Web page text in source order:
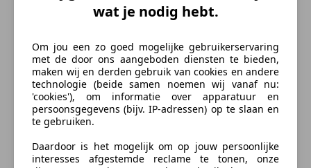
Veiligheid en beveiliging
ABS
Achter airbag
Airbag bestuurder
Airbag passagier
Bandenspanningscontrole
Bi-Xenon koplampen
Bochtverlichting
Botswaarschuwing
chassisnummer: Zamec38j000017146
Optielijst:
Ext: Biano Fuji
Int: Blu Medio
HTME: Heat + Memory Driver Seats GSport
wat je nodig hebt.
Om jou een zo goed mogelijke gebruikerservaring
met de door ons aangeboden diensten te bieden,
maken wij en derden gebruik van cookies en andere
technologie (beide samen noemen wij vanaf nu:
'cookies'), om informatie over apparatuur en
persoonsgegevens (bijv. IP-adressen) op te slaan en
te gebruiken.
Daardoor is het mogelijk om op jouw persoonlijke
interesses afgestemde reclame te tonen, onze